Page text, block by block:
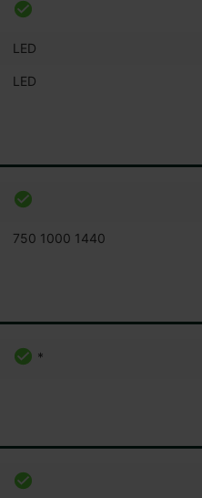
LED
LED
750 1000 1440
*